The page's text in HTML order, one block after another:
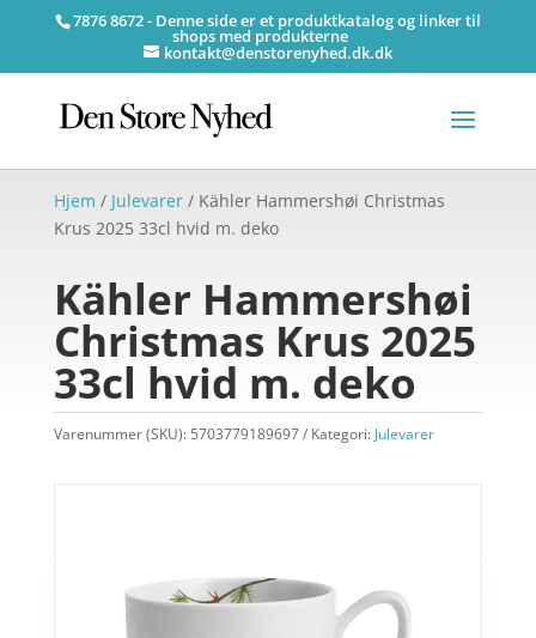
7876 8672 - Denne side er et produktkatalog og linker til
shops med produkterne
kontakt@denstorenyhed.dk.dk
Hjem / Julevarer/ Kähler Hammershøi Christmas
Krus 2025 33cl hvid m. deko
Kähler Hammershøi
Christmas Krus 2025
33cl hvid m. deko
Varenummer (SKU): 5703779189697 Kategori: Julevarer